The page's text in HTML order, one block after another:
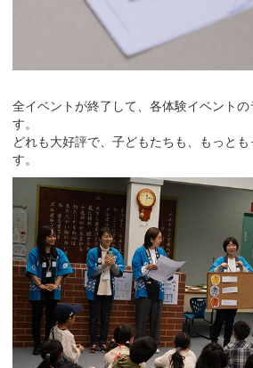
全イベントが終了して、各体験イベント
す。
どれも大好評で、子どもたちも、もっと
す。